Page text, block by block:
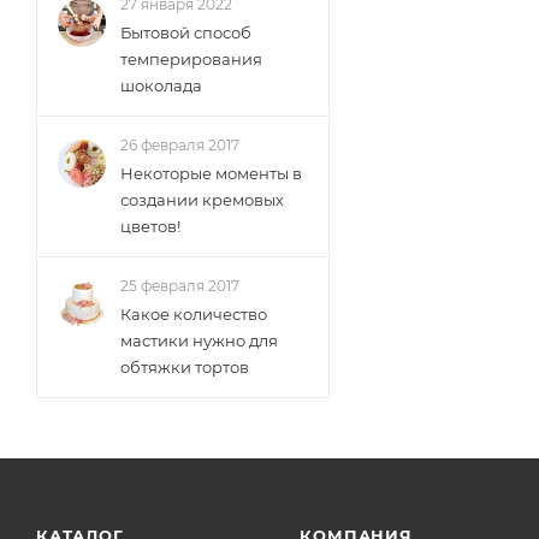
27 января 2022
Бытовой способ
темперирования
шоколада
26 февраля 2017
Некоторые моменты в
создании кремовых
цветов!
25 февраля 2017
Какое количество
мастики нужно для
обтяжки тортов